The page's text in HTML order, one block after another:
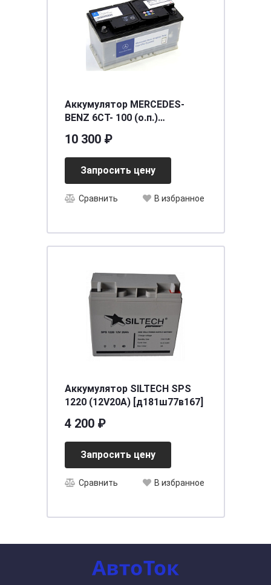
Аккумулятор MERCEDES-
BENZ 6СТ- 100 (о.п.)
10 300 ₽
Запросить цену
Сравнить В избранное
Аккумулятор SILTECH SPS
1220 (12V20A) [д181ш77в167]
4 200 ₽
Запросить цену
Сравнить В избранное